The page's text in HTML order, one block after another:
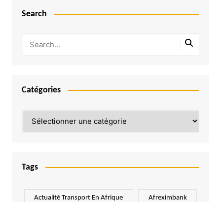
Search
Catégories
Tags
Actualité Transport En Afrique Afreximbank